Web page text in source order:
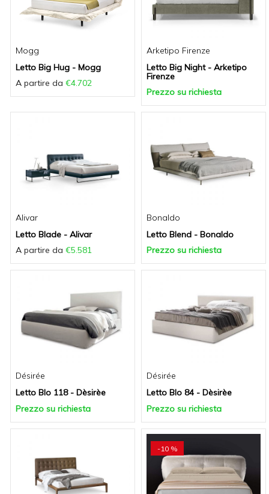
Mogg
Letto Big Hug - Mogg
A partire da €4.702
Arketipo Firenze
Letto Big Night - Arketipo
Firenze
Prezzo su richiesta
Alivar
Letto Blade - Alivar
A partire da €5.581
Bonaldo
Letto Blend - Bonaldo
Prezzo su richiesta
Désirée
Letto Blo 118 - Dèsirèe
Prezzo su richiesta
Désirée
Letto Blo 84 - Dèsirèe
Prezzo su richiesta
-10 %